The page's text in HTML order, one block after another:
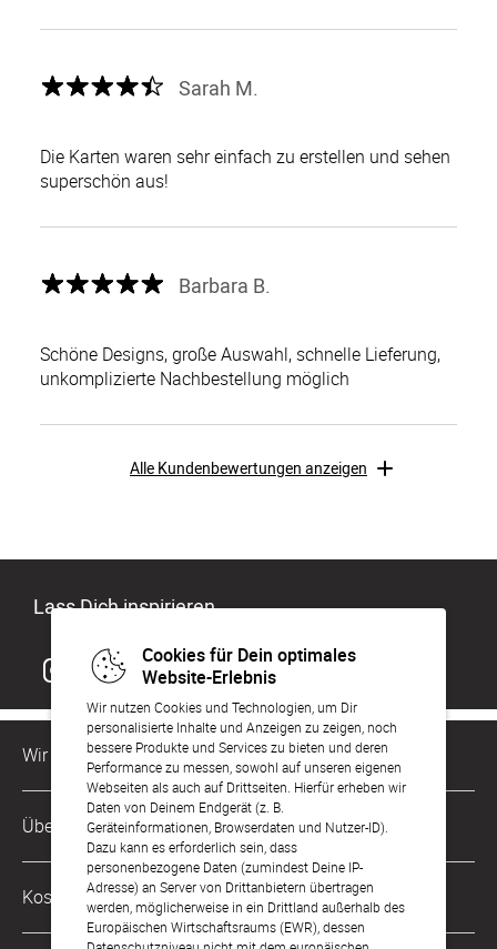
Cookies für Dein optimales
Website-Erlebnis
Wir nutzen Cookies und Technologien, um Dir
personalisierte Inhalte und Anzeigen zu zeigen, noch
bessere Produkte und Services zu bieten und deren
Performance zu messen, sowohl auf unseren eigenen
Webseiten als auch auf Drittseiten. Hierfür erheben wir
Daten von Deinem Endgerät (z. B.
Geräteinformationen, Browserdaten und Nutzer-ID).
Dazu kann es erforderlich sein, dass
personenbezogene Daten (zumindest Deine IP-
Adresse) an Server von Drittanbietern übertragen
werden, möglicherweise in ein Drittland außerhalb des
Europäischen Wirtschaftsraums (EWR), dessen
Sarah M.
Die Karten waren sehr einfach zu erstellen und sehen
superschön aus!
Barbara B.
Schöne Designs, große Auswahl, schnelle Lieferung,
unkomplizierte Nachbestellung möglich
Alle Kundenbewertungen anzeigen
Lass Dich inspirieren
Wir sind für Dich da
Kundenservice-Hotline
0049 221 956 725 10
Mo. - Fr. von 9 bis 17 Uhr
kontakt@sendmoments.ch
Über Uns
Philosophie
Karriere
Kostenlose Services